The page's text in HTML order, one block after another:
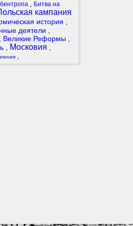
Битва на
кампания
история
деятели
Великие Реформы
Московия